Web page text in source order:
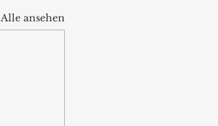
Alle ansehen